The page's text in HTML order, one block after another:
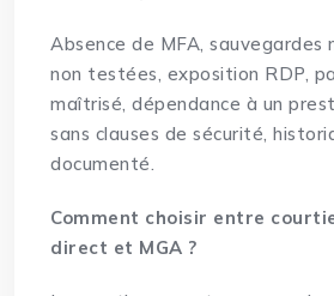
Absence de MFA, sauvegardes
non testées, exposition RDP,
maîtrisé, dépendance à un
sans clauses de sécurité,
documenté.
Comment choisir entre
direct et MGA ?